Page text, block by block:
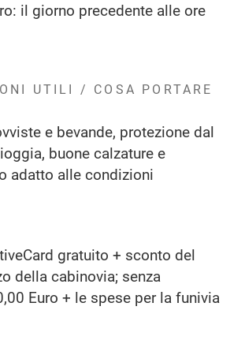
il giorno precedente alle ore
UTILI / COSA PORTARE
e bevande, protezione dal
buone calzature e
adatto alle condizioni
gratuito + sconto del
della cabinovia; senza
Euro + le spese per la funivia